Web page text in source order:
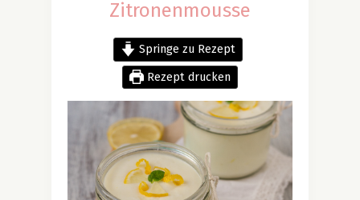
Zitronenmousse
Springe zu Rezept
Rezept drucken